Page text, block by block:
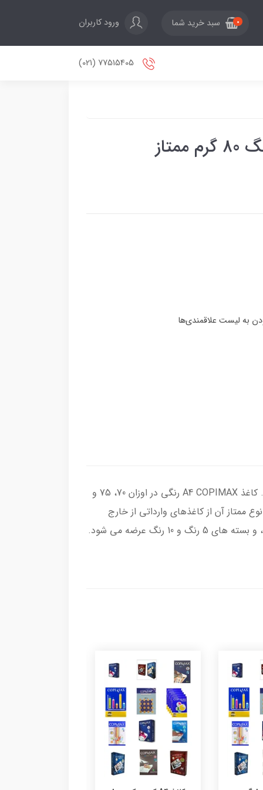
0 سبد خرید شما ورود کاربران
کاغذ A4 کپی مکس آبی رنگ 80 گرم ممتاز از جمله کاغذهای رنگی است که تحت عنوان کاغذ کپیمکس تولید می شود. کاغذ A4 COPIMAX رنگی در اوزان 70، 75 و
ممتاز آن از کاغذهای وارداتی از خارج
(عمدتاً اندونزی) تولید می شود. همچنین کاغذهای آ4 رنگی کپی مکس در بسته های تک رنگ آبی، سبز، زرد و صورتی، و بسته های 5 رنگ و 10 رنگ عرضه می شود.